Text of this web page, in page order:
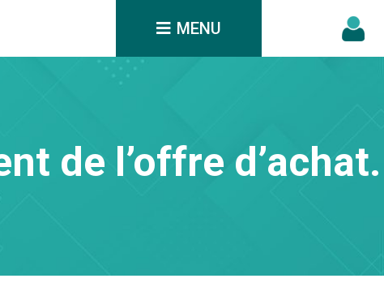
MENU
de l’offre d’achat.